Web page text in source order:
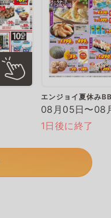
エンジョイ夏休み
08月05日〜08
1日後に終了